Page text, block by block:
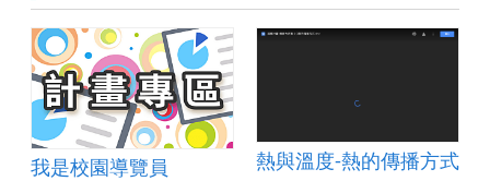
我是校園導覽員 熱與溫度-熱的傳播方式